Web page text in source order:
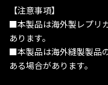
【注意事項】
■本製品は海外製レプリ
あります。
■本製品は海外縫製製品
ある場合があります。